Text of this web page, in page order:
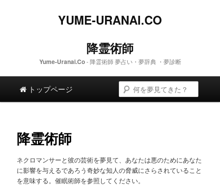
YUME-URANAI.CO
降霊術師
Yume-Uranai.Co- 降霊術師 夢占い・夢辞典 ・夢診断
メイン コンテンツへスキップします。
二次コンテンツへスキップします。
トップページ
降霊術師
ネクロマンサーと彼の芸術を夢見て、あなたは悪のためにあなた
に影響を与えるであろう奇妙な知人の脅威にさらされていること
を意味する。催眠術師を参照してください。